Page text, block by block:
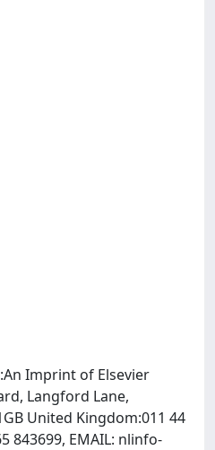
Imprint of Elsevier
Langford Lane,
United Kingdom:011 44
843699, EMAIL: nlinfo-